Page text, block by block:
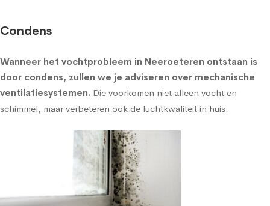
Condens
Wanneer het vochtprobleem in Neeroeteren ontstaan is
door condens, zullen we je adviseren over mechanische
ventilatiesystemen. Die voorkomen niet alleen vocht en
schimmel, maar verbeteren ook de luchtkwaliteit in huis.